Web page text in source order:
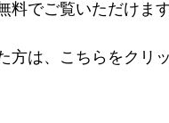
料でご覧いただけ
方は、こちらをクリ